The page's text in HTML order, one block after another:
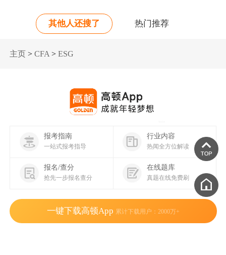
其他人还搜了 热门推荐
主页 >CFA >ESG
报考指南
一站式报考指导
行业内容
热闻全方位解读
报名/查分
抢先一步报名查分
在线题库
真题在线免费刷
一键下载高顿App 累计下载用户：2000万+